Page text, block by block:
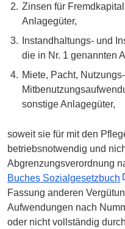
Zinsen für
Anlagegüter,
Instandhaltungs- und
die in Nr. 1 genannten
Miete, Pacht,
sonstige Anlagegüter,
soweit sie für mit den
betriebsnotwendig und
Abgrenzungsverordnung
Buches Sozialgesetzbuch
Fassung anderen
Aufwendungen nach
oder nicht vollständig